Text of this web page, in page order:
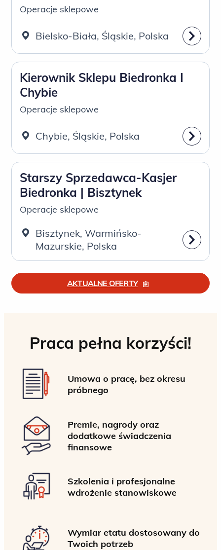
Operacje sklepowe
Bielsko-Biała, Śląskie, Polska
Kierownik Sklepu Biedronka I
Chybie
Operacje sklepowe
Chybie, Śląskie, Polska
Starszy Sprzedawca-Kasjer
Biedronka | Bisztynek
Operacje sklepowe
Bisztynek, Warmińsko-
Mazurskie, Polska
AKTUALNE OFERTY
Praca pełna korzyści!
Umowa o pracę, bez okresu
próbnego
Premie, nagrody oraz
dodatkowe świadczenia
finansowe
Szkolenia i profesjonalne
wdrożenie stanowiskowe
Wymiar etatu dostosowany do
Twoich potrzeb